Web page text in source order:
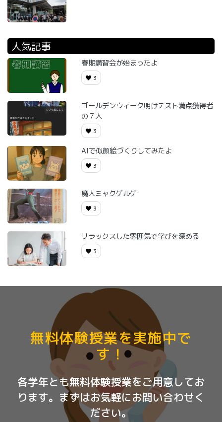
人気記事
春期講習会が始まったよ
3
ゴールデンウィーク明けテスト満点獲得者
の７人
3
AIで似顔絵づくりしてみたよ
3
魔人ミャクゲルゲ
3
リラックスした雰囲気で学びを深める
3
無料体験授業を実施中で
す！
各学年とも無料体験授業をご用意してお
ります。まずはお気軽にお問い合わせく
ださい。